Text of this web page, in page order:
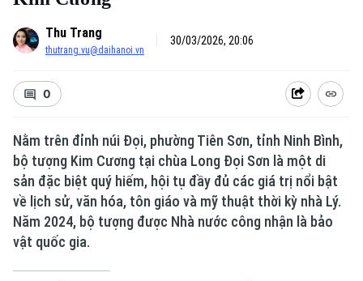
Thu Trang
thutrang.vu@daihanoi.vn
30/03/2026, 20:06
0
Nằm trên đỉnh núi Đọi, phường Tiên Sơn, tỉnh Ninh Bình,
bộ tượng Kim Cương tại chùa Long Đọi Sơn là một di
sản đặc biệt quý hiếm, hội tụ đầy đủ các giá trị nổi bật
về lịch sử, văn hóa, tôn giáo và mỹ thuật thời kỳ nhà Lý.
Năm 2024, bộ tượng được Nhà nước công nhận là bảo
vật quốc gia.